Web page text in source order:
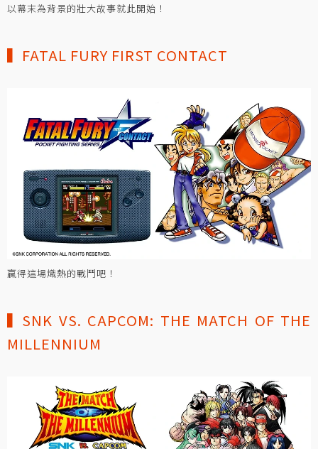
以幕末為背景的壯大故事就此開始！
▍FATAL FURY FIRST CONTACT
贏得這場熾熱的戰鬥吧！
▍SNK VS. CAPCOM: THE MATCH OF THE
MILLENNIUM